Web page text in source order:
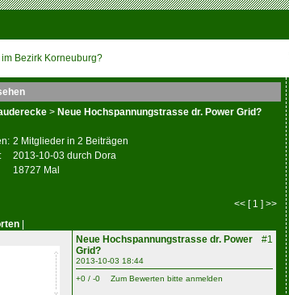
Bezirk Korneuburg?
> Neue Hochspannungstrasse dr. Power Grid?
2 Mitglieder in 2 Beiträgen
2013-10-03 durch Dora
18727 Mal
<< [ 1 ] >>
#1
Neue Hochspannungstrasse dr. Power
Grid?
2013-10-03 18:44
+0 / -0
Zum Bewerten bitte anmelden